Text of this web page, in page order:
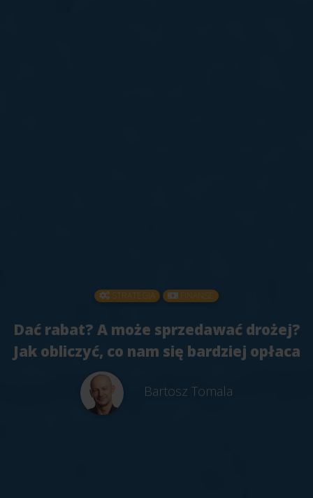
STRATEGIA FINANSE
Dać rabat? A może sprzedawać drożej?
Jak obliczyć, co nam się bardziej opłaca
Bartosz Tomala